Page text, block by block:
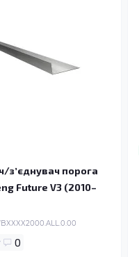
зʼєднувач порога
Future V3 (2010–
0